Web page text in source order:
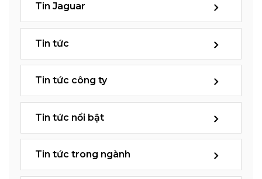
Tin Jaguar
Tin tức
Tin tức công ty
Tin tức nổi bật
Tin tức trong ngành